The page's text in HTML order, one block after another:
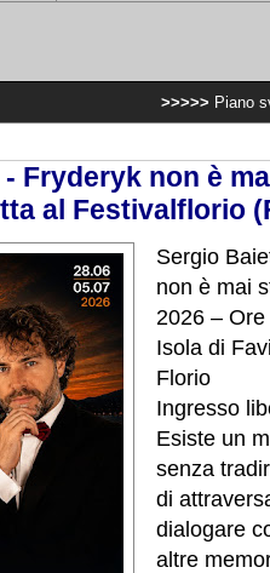
Piano sviluppo e
- Fryderyk non è
al Festivalflorio
Sergio
non è mai
2026 –
Isola di
Florio
Ingresso
Esiste un
senza
di
dialogare
altre